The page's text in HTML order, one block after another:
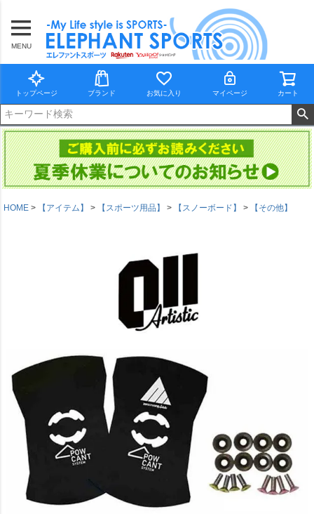
MENU
トップページ ブランド お気に入り マイページ カート
HOME 【アイテム】 【スポーツ用品】 【スノーボード】 【その他】